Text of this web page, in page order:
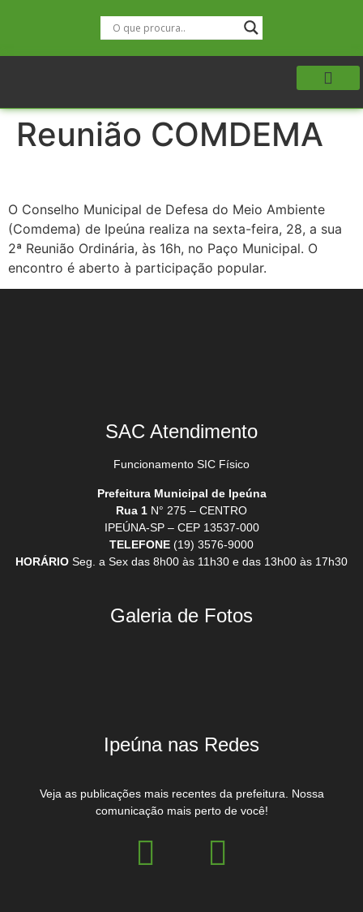
Reunião COMDEMA
O Conselho Municipal de Defesa do Meio Ambiente
(Comdema) de Ipeúna realiza na sexta-feira, 28, a sua
2ª Reunião Ordinária, às 16h, no Paço Municipal. O
encontro é aberto à participação popular.
SAC Atendimento
Funcionamento SIC Físico
Prefeitura Municipal de Ipeúna
Rua 1 N° 275 – CENTRO
IPEÚNA-SP – CEP 13537-000
TELEFONE (19) 3576-9000
HORÁRIO Seg. a Sex das 8h00 às 11h30 e das 13h00 às 17h30
Galeria de Fotos
Ipeúna nas Redes
Veja as publicações mais recentes da prefeitura. Nossa
comunicação mais perto de você!